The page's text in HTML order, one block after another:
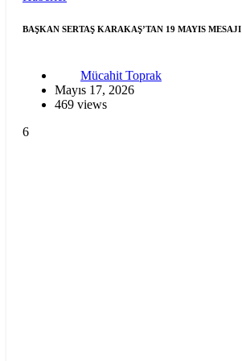
BAŞKAN SERTAŞ KARAKAŞ’TAN 19 MAYIS MESAJI
Mücahit Toprak
Mayıs 17, 2026
469 views
6